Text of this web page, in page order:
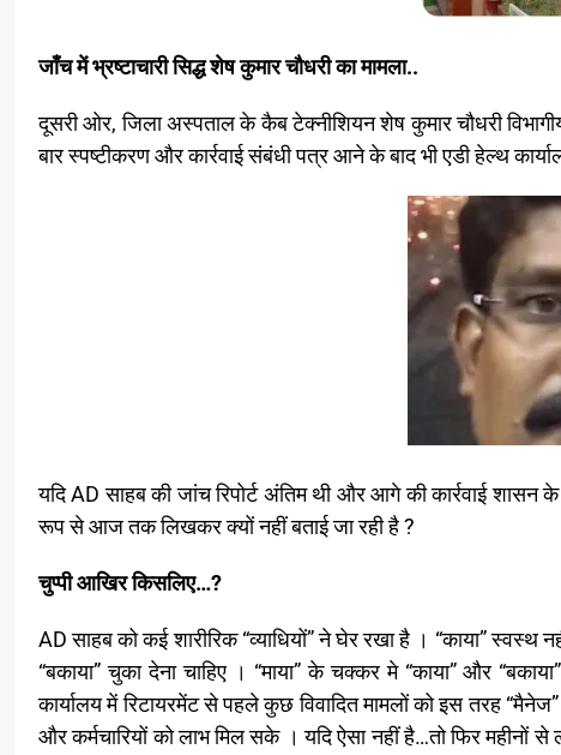
जाँच में भ्रष्टाचारी सिद्ध शेष कुमार चौधरी का मामला..
दूसरी ओर, जिला अस्पताल के कैब टेक्नीशियन शेष कुमार चौधरी
बार स्पष्टीकरण और कार्रवाई संबंधी पत्र आने के बाद भी एडी हेल्थ
यदि AD साहब की जांच रिपोर्ट अंतिम थी और आगे की कार्रवाई शासन
रूप से आज तक लिखकर क्यों नहीं बताई जा रही है ?
चुप्पी आखिर किसलिए…?
AD साहब को कई शारीरिक “व्याधियों” ने घेर रखा है । “काया” स्वस्थ
“बकाया” चुका देना चाहिए । “माया” के चक्कर मे “काया” और
कार्यालय में रिटायरमेंट से पहले कुछ विवादित मामलों को इस तरह
और कर्मचारियों को लाभ मिल सके । यदि ऐसा नहीं है…तो फिर महीनों से